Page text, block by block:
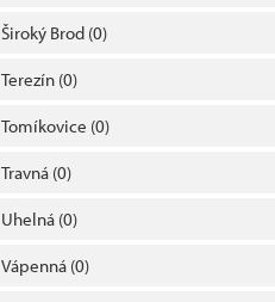
Široký Brod (0)
Terezín (0)
Tomíkovice (0)
Travná (0)
Uhelná (0)
Vápenná (0)